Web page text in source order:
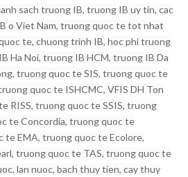
sach truong IB, truong IB uy tin, cac
o Viet Nam, truong quoc te tot nhat
te, chuong trinh IB, hoc phi truong
Ha Noi, truong IB HCM, truong IB Da
truong quoc te SIS, truong quoc te
quoc te ISHCMC, VFIS DH Ton
RISS, truong quoc te SSIS, truong
te Concordia, truong quoc te
te EMA, truong quoc te Ecolore,
truong quoc te TAS, truong quoc te
lan nuoc, bach thuy tien, cay thuy